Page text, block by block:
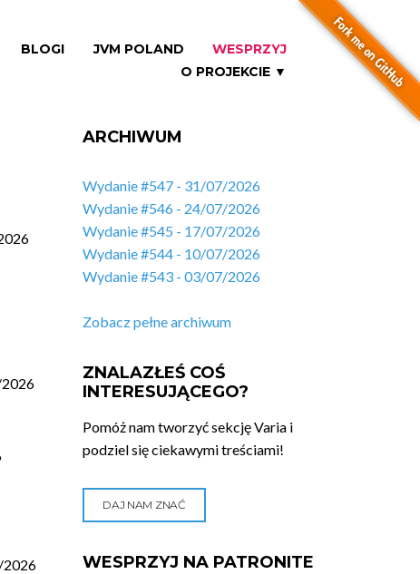
BLOGI JVM POLAND
WESPRZYJ
O PROJEKCIE ▼
ARCHIWUM
Wydanie #547 - 31/07/2026
Wydanie #546 - 24/07/2026
Wydanie #545 - 17/07/2026
Wydanie #544 - 10/07/2026
Wydanie #543 - 03/07/2026
Zobacz pełne archiwum
ZNALAZŁEŚ COŚ
INTERESUJĄCEGO?
Pomóż nam tworzyć sekcję Varia i
podziel się ciekawymi treściami!
DAJ NAM ZNAĆ
WESPRZYJ NA PATRONITE